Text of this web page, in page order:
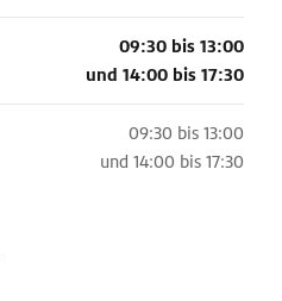
09:30 bis 13:00
und 14:00 bis 17:30
09:30 bis 13:00
und 14:00 bis 17:30